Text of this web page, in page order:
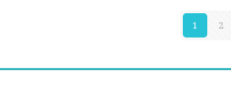
1 2